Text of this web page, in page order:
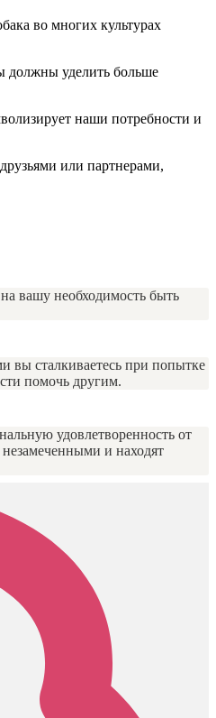
во многих культурах
должны уделить больше
наши потребности и
или партнерами,
вашу необходимость быть
вы сталкиваетесь при попытке
помочь другим.
удовлетворенность от
и находят